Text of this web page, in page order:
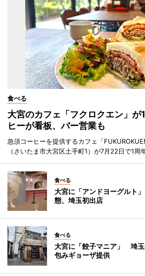
食べる
大宮のカフェ「フクロクエン」
ヒーが看板、バー営業も
急須コーヒーを提供するカフェ「
（さいたま市大宮区土手町1）が7月22日で1周
食べる
大宮に「アンドヨーグルト
態、埼玉初出店
食べる
大宮に「餃子マニア」 埼
包みギョーザ提供